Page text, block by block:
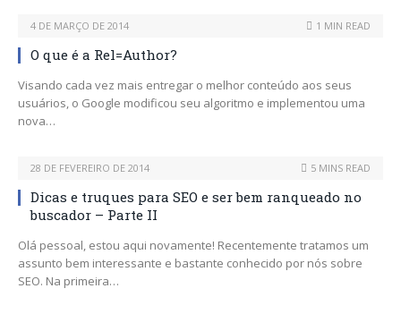
4 DE MARÇO DE 2014 1 MIN READ
O que é a Rel=Author?
Visando cada vez mais entregar o melhor conteúdo aos seus
usuários, o Google modificou seu algoritmo e implementou uma
nova…
28 DE FEVEREIRO DE 2014 5 MINS READ
Dicas e truques para SEO e ser bem ranqueado no
buscador – Parte II
Olá pessoal, estou aqui novamente! Recentemente tratamos um
assunto bem interessante e bastante conhecido por nós sobre
SEO. Na primeira…